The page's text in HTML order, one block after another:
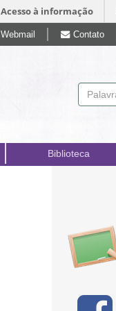
Acesso à informação
Webmail Contato
Biblioteca